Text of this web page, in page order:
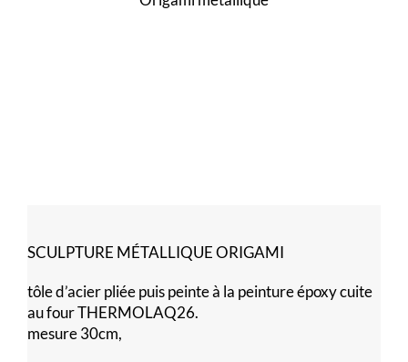
SCULPTURE MÉTALLIQUE ORIGAMI
tôle d’acier pliée puis peinte à la peinture époxy cuite
au four THERMOLAQ26.
mesure 30cm,